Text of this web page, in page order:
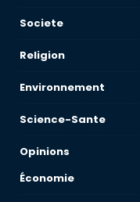
Societe
Religion
Environnement
Science-Sante
Opinions
Économie